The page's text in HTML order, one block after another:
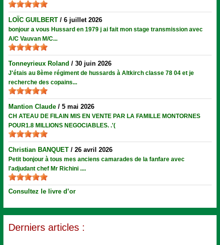
LOÏC GUILBERT /6 juillet 2026
bonjour a vous Hussard en 1979 j ai fait mon stage transmission avec
A/C Vauvan M/C...
Tonneyrieux Roland /30 juin 2026
J'étais au 8ème régiment de hussards à Altkirch classe 78 04 et je
recherche des copains...
Mantion Claude /5 mai 2026
CH ATEAU DE FILAIN MIS EN VENTE PAR LA FAMILLE MONTORNES
POUR1.8 MILLIONS NEGOCIABLES. .'(
Christian BANQUET /26 avril 2026
Petit bonjour à tous mes anciens camarades de la fanfare avec
l'adjudant chef Mr Richini ....
Consultez le livre d’or
Derniers articles :